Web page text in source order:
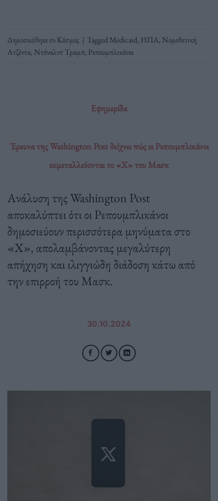
Δημοσιεύθηκε σεΚόσμος | TaggedMedicaid, ΗΠΑ, Νομοθετική
Ατζέντα, Ντόναλντ Τραμπ, Ρεπουμπλικάνοι
Εφημερίδα
Έρευνα της Washington Post δείχνει πώς οι Ρεπουμπλικάνοι
εκμεταλλεύονται το «Χ» του Μασκ
Ανάλυση της Washington Post
αποκαλύπτει ότι οι Ρεπουμπλικάνοι
δημοσιεύουν περισσότερα μηνύματα στο
«Χ», απολαμβάνοντας μεγαλύτερη
απήχηση και ιλιγγιώδη διάδοση κάτω από
την επιρροή του Μασκ.
30.10.2024